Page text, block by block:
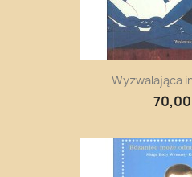
Wyzwalająca
70,00